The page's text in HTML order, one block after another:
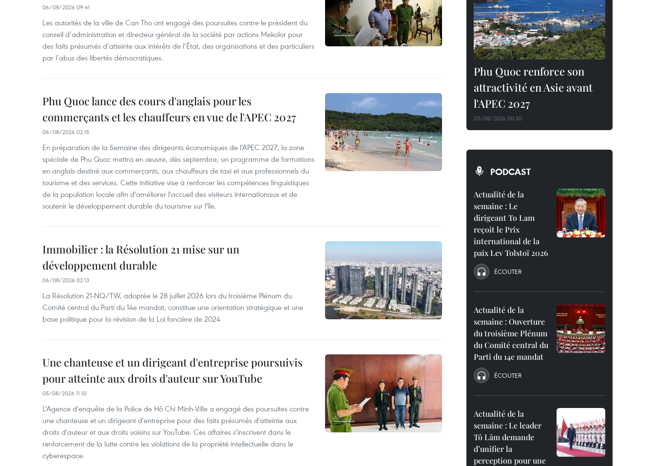
06/08/2026 09:41
Les autorités de la ville de Can Tho ont engagé des poursuites contre le président du
conseil d’administration et directeur général de la société par actions Mekolor pour
des faits présumés d’atteinte aux intérêts de l’État, des organisations et des particuliers
par l’abus des libertés démocratiques.
Phu Quoc lance des cours d'anglais pour les
commerçants et les chauffeurs en vue de l'APEC 2027
06/08/2026 02:15
En préparation de la Semaine des dirigeants économiques de l'APEC 2027, la zone
spéciale de Phu Quoc mettra en œuvre, dès septembre, un programme de formations
en anglais destiné aux commerçants, aux chauffeurs de taxi et aux professionnels du
tourisme et des services. Cette initiative vise à renforcer les compétences linguistiques
de la population locale afin d'améliorer l'accueil des visiteurs internationaux et de
soutenir le développement durable du tourisme sur l'île.
Immobilier : la Résolution 21 mise sur un
développement durable
06/08/2026 02:13
La Résolution 21-NQ/TW, adoptée le 28 juillet 2026 lors du troisième Plénum du
Comité central du Parti du 14e mandat, constitue une orientation stratégique et une
base politique pour la révision de la Loi foncière de 2024
Une chanteuse et un dirigeant d'entreprise poursuivis
pour atteinte aux droits d'auteur sur YouTube
05/08/2026 11:10
L'Agence d'enquête de la Police de Hô Chi Minh-Ville a engagé des poursuites contre
une chanteuse et un dirigeant d'entreprise pour des faits présumés d'atteinte aux
droits d'auteur et aux droits voisins sur YouTube. Ces affaires s'inscrivent dans le
renforcement de la lutte contre les violations de la propriété intellectuelle dans le
cyberespace.
Phu Quoc renforce son
attractivité en Asie avant
l'APEC 2027
05/08/2026 00:30
PODCAST
Actualité de la
semaine : Le
dirigeant To Lam
reçoit le Prix
international de la
paix Lev Tolstoï 2026
ÉCOUTER
Actualité de la
semaine : Ouverture
du troisième Plénum
du Comité central du
Parti du 14e mandat
ÉCOUTER
Actualité de la
semaine : Le leader
Tô Lâm demande
d’unifier la
perception pour une